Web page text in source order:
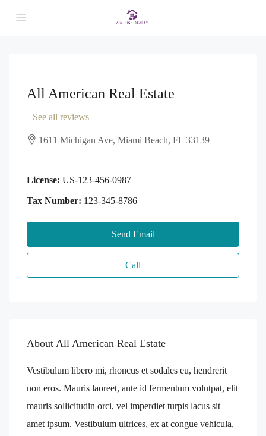
All American Real Estate
See all reviews
1611 Michigan Ave, Miami Beach, FL 33139
License: US-123-456-0987
Tax Number: 123-345-8786
Send Email
Call
About All American Real Estate
Vestibulum libero mi, rhoncus et sodales eu, hendrerit
non eros. Mauris laoreet, ante id fermentum volutpat, elit
mauris sollicitudin orci, vel imperdiet turpis lacus sit
amet ipsum. Vestibulum ultrices, ex at congue vehicula,